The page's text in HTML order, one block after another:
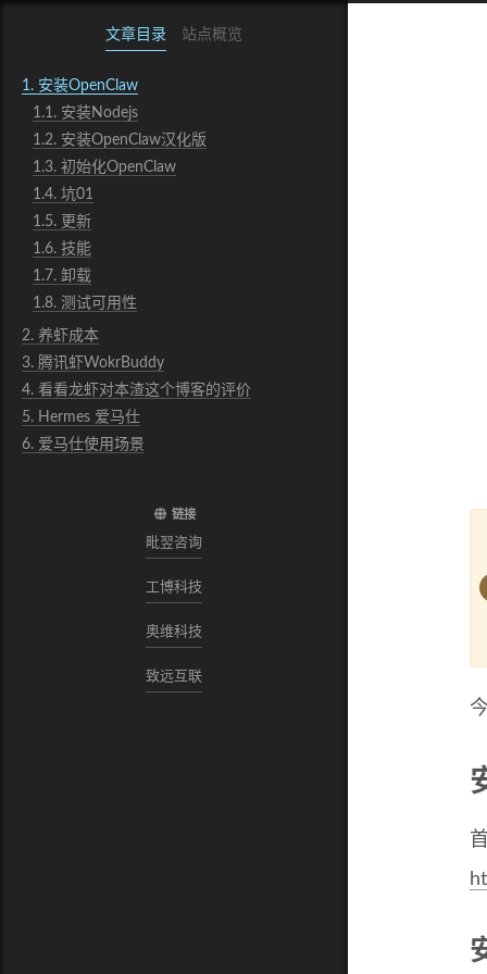
文章目录 站点概览
1. 安装OpenClaw
1.1. 安装Nodejs
1.2. 安装OpenClaw汉化版
1.3. 初始化OpenClaw
1.4. 坑01
1.5. 更新
1.6. 技能
1.7. 卸载
1.8. 测试可用性
2. 养虾成本
3. 腾讯虾WokrBuddy
4. 看看龙虾对本渣这个博客的评价
5. Hermes 爱马仕
6. 爱马仕使用场景
链接
毗翌咨询
工博科技
奥维科技
致远互联